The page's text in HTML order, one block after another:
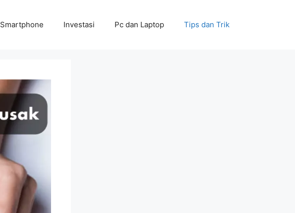
Smartphone Investasi Pc dan Laptop Tips dan Trik